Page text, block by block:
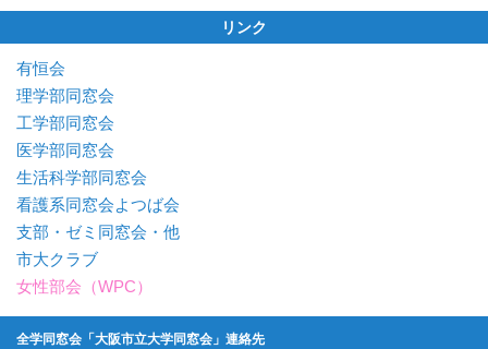
リンク
有恒会
理学部同窓会
工学部同窓会
医学部同窓会
生活科学部同窓会
看護系同窓会よつば会
支部・ゼミ同窓会・他
市大クラブ
女性部会（WPC）
全学同窓会「大阪市立大学同窓会」連絡先